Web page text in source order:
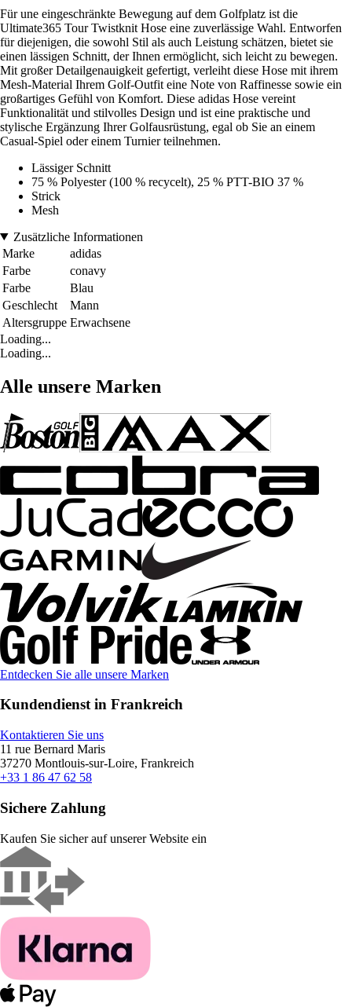
Für une eingeschränkte Bewegung auf dem Golfplatz ist die
Ultimate365 Tour Twistknit Hose eine zuverlässige Wahl. Entworfen
für diejenigen, die sowohl Stil als auch Leistung schätzen, bietet sie
einen lässigen Schnitt, der Ihnen ermöglicht, sich leicht zu bewegen.
Mit großer Detailgenauigkeit gefertigt, verleiht diese Hose mit ihrem
Mesh-Material Ihrem Golf-Outfit eine Note von Raffinesse sowie ein
großartiges Gefühl von Komfort. Diese adidas Hose vereint
Funktionalität und stilvolles Design und ist eine praktische und
stylische Ergänzung Ihrer Golfausrüstung, egal ob Sie an einem
Casual-Spiel oder einem Turnier teilnehmen.
Lässiger Schnitt
75 % Polyester (100 % recycelt), 25 % PTT-BIO 37 %
Strick
Mesh
Zusätzliche Informationen
Marke
adidas
Farbe
conavy
Farbe
Blau
Geschlecht
Mann
Altersgruppe Erwachsene
Loading...
Loading...
Alle unsere Marken
Entdecken Sie alle unsere Marken
Kundendienst in Frankreich
Kontaktieren Sie uns
11 rue Bernard Maris
37270 Montlouis-sur-Loire, Frankreich
+33 1 86 47 62 58
Sichere Zahlung
Kaufen Sie sicher auf unserer Website ein